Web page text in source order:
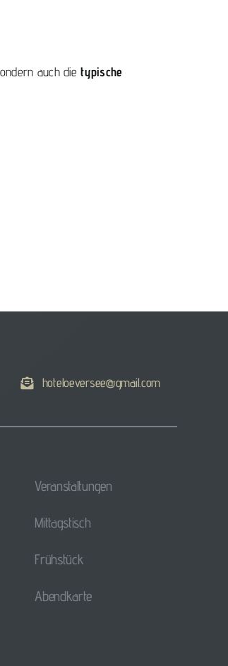
auch dietypische
hoteloeversee@gmail.com
Veranstaltungen
Mittagstisch
Frühstück
Abendkarte